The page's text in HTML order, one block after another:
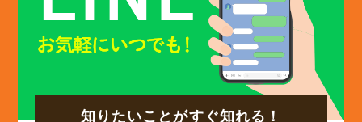
2024年11月 (14)
知りたいことがすぐ知れる！